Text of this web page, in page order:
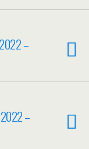
–
–